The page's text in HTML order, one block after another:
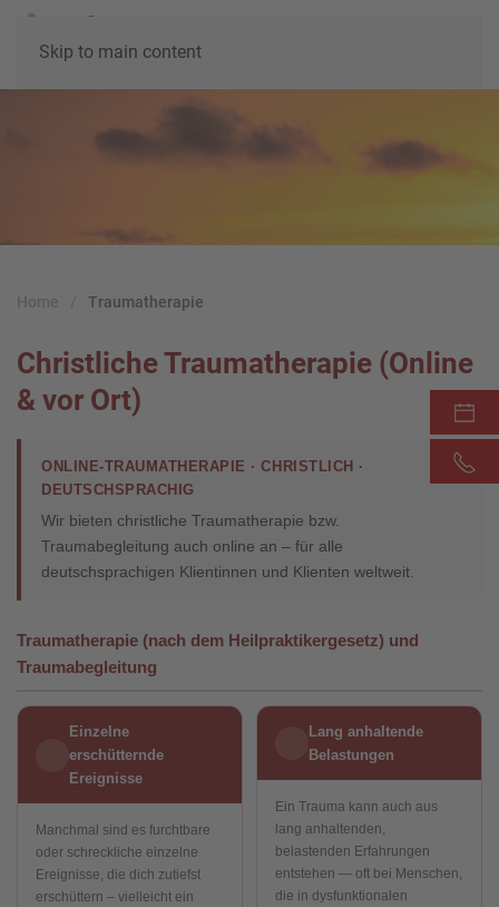
Skip to main content
Traumatherapie
Christliche Traumatherapie (Online
& vor Ort)
ONLINE-TRAUMATHERAPIE · CHRISTLICH ·
DEUTSCHSPRACHIG
Wir bieten christliche Traumatherapie bzw.
Traumabegleitung auch online an – für alle
deutschsprachigen Klientinnen und Klienten weltweit.
Traumatherapie (nach dem Heilpraktikergesetz) und
Traumabegleitung
Einzelne
erschütternde
Ereignisse
Manchmal sind es furchtbare
oder schreckliche einzelne
Ereignisse, die dich zutiefst
erschüttern – vielleicht ein
Lang anhaltende
Belastungen
Ein Trauma kann auch aus
lang anhaltenden,
belastenden Erfahrungen
entstehen — oft bei Menschen,
die in dysfunktionalen